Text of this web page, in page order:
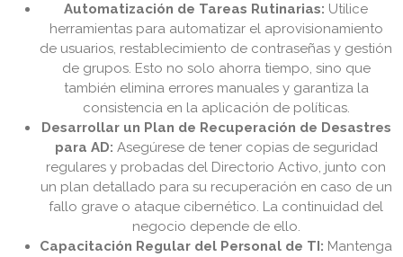
Automatización de Tareas Rutinarias: Utilice
herramientas para automatizar el aprovisionamiento
de usuarios, restablecimiento de contraseñas y gestión
de grupos. Esto no solo ahorra tiempo, sino que
también elimina errores manuales y garantiza la
consistencia en la aplicación de políticas.
Desarrollar un Plan de Recuperación de Desastres
para AD: Asegúrese de tener copias de seguridad
regulares y probadas del Directorio Activo, junto con
un plan detallado para su recuperación en caso de un
fallo grave o ataque cibernético. La continuidad del
negocio depende de ello.
Capacitación Regular del Personal de TI: Mantenga